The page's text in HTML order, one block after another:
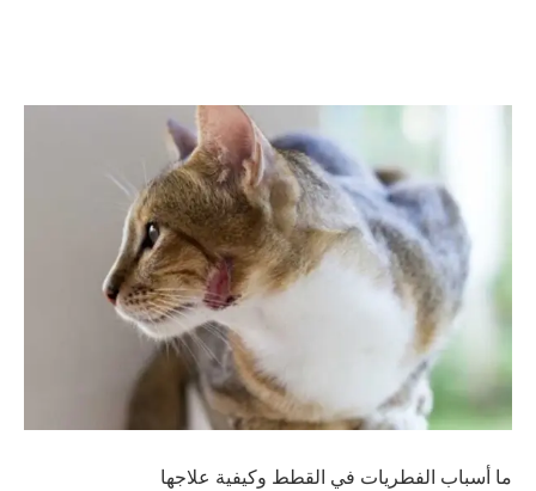
ما أسباب الفطريات في القطط وكيفية علاجها